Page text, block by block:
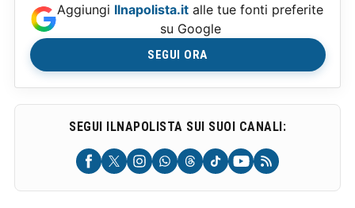
Aggiungi Ilnapolista.it alle tue fonti preferite
su Google
SEGUI ORA
SEGUI ILNAPOLISTA SUI SUOI CANALI: